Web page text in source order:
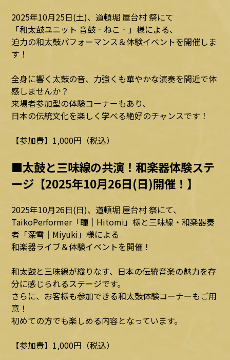
2025年10月25日(土)、道頓堀 屋台村 祭にて
「和太鼓ユニット 音鼓‐ねこ‐」様による、
迫力の和太鼓パフォーマンス＆体験イベントを開催しま
す！
全身に響く太鼓の音、力強くも華やかな演奏を間近で体
感しませんか？
来場者参加型の体験コーナーもあり、
日本の伝統文化を楽しく学べる絶好のチャンスです！
【参加費】1,000円（税込）
■太鼓と三味線の共演！和楽器体験ステ
ージ【2025年10月26日(日)開催！】
2025年10月26日(日)、道頓堀 屋台村 祭にて、
TaikoPerformer「瞳｜Hitomi」様と三味線・和楽器奏
者「深雪｜Miyuki」様による
和楽器ライブ＆体験イベントを開催！
和太鼓と三味線が織りなす、日本の伝統音楽の魅力を存
分に感じられるステージです。
さらに、お客様も参加できる和太鼓体験コーナーもご用
意！
初めての方でも楽しめる内容となっています。
【参加費】1,000円（税込）